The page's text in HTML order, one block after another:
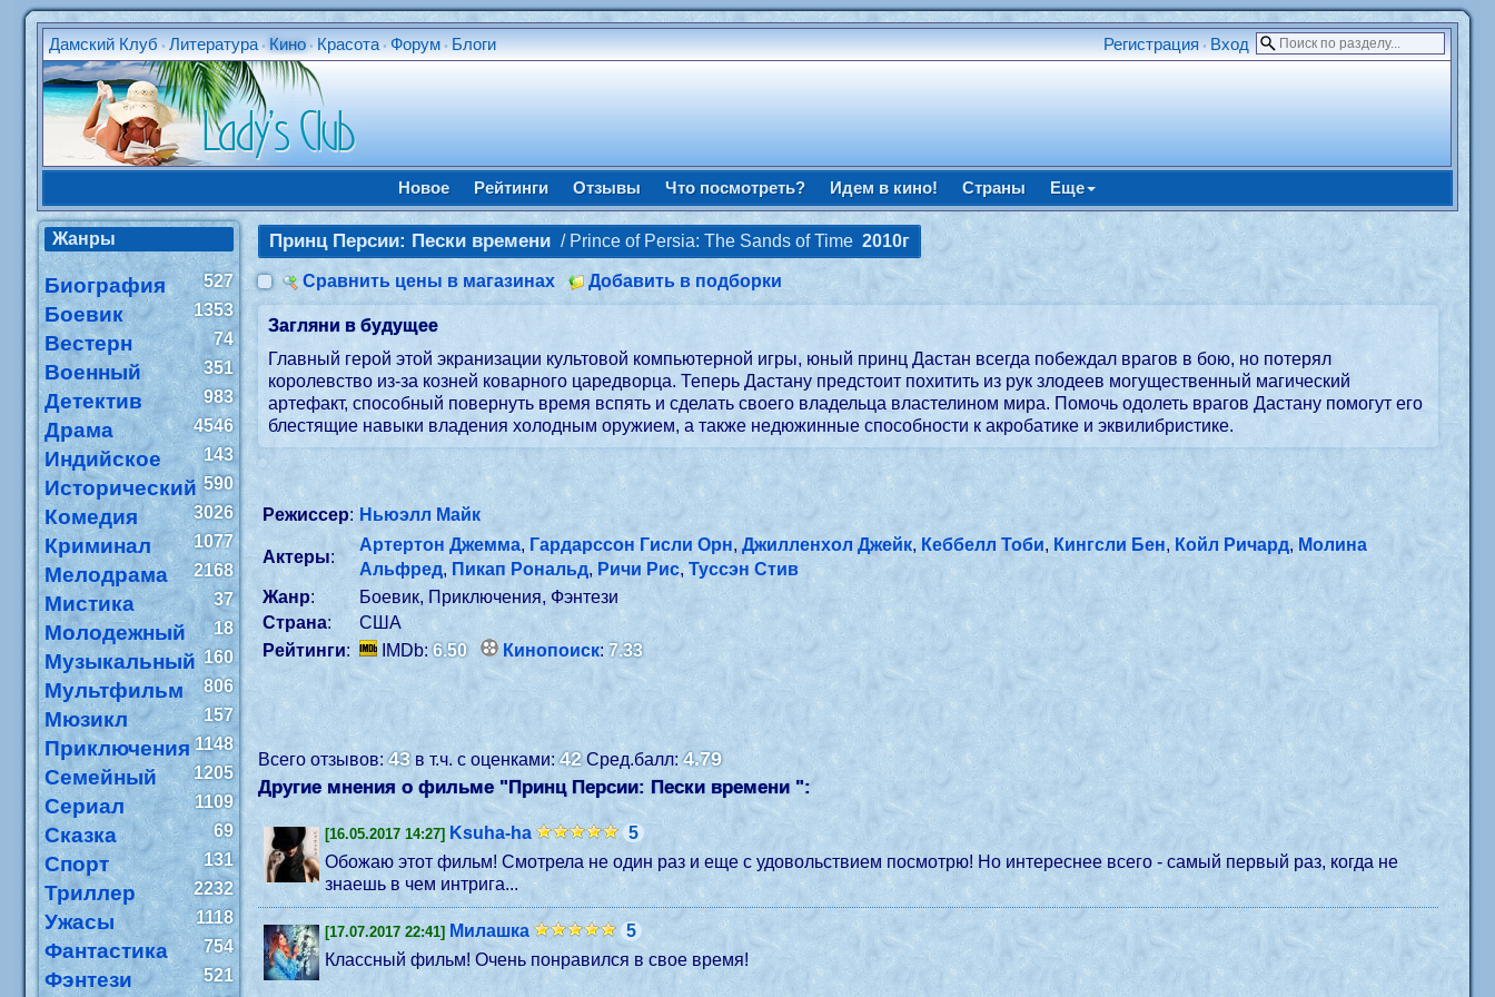
Дамский Клуб •Литература •Кино • Красота •Форум • Блоги Регистрация • Вход
Новое Рейтинги Отзывы Что посмотреть? Идем в кино! Страны Еще
Жанры
Биография 527
Боевик 1353
Вестерн 74
Военный 351
Детектив 983
Драма 4546
Индийское 143
Исторический 590
Комедия 3026
Криминал 1077
Мелодрама 2168
Мистика 37
Молодежный 18
Музыкальный 160
Мультфильм 806
Мюзикл 157
Приключения 1148
Семейный 1205
Сериал 1109
Сказка 69
Спорт 131
Триллер 2232
Ужасы 1118
Фантастика 754
Фэнтези
521
Принц Персии: Пески времени / Prince of Persia: The Sands of Time2010г
Сравнить цены в магазинах Добавить в подборки
Загляни в будущее
Главный герой этой экранизации культовой компьютерной игры, юный принц Дастан всегда побеждал врагов в бою, но потерял
королевство из-за козней коварного царедворца. Теперь Дастану предстоит похитить из рук злодеев могущественный магический
артефакт, способный повернуть время вспять и сделать своего владельца властелином мира. Помочь одолеть врагов Дастану помогут его
блестящие навыки владения холодным оружием, а также недюжинные способности к акробатике и эквилибристике.
Режиссер: Ньюэлл Майк
Актеры:
Артертон Джемма, Гардарссон Гисли Орн,Джилленхол Джейк, Кеббелл Тоби, Кингсли Бен,Койл Ричард,Молина
Альфред, Пикап Рональд, Ричи Рис,Туссэн Стив
Жанр:
Боевик, Приключения, Фэнтези
Страна:
США
Рейтинги: IMDb:6.50 Кинопоиск:7.33
Всего отзывов:43 в т.ч. с оценками:42Сред.балл:4.79
Другие мнения о фильме "Принц Персии: Пески времени ":
[16.05.2017 14:27] Ksuha-ha
5
Обожаю этот фильм! Смотрела не один раз и еще с удовольствием посмотрю! Но интереснее всего - самый первый раз, когда не
знаешь в чем интрига...
[17.07.2017 22:41] Милашка
5
Классный фильм! Очень понравился в свое время!